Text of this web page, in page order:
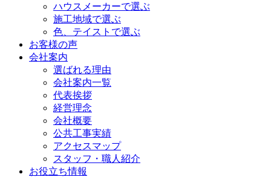
ハウスメーカーで選ぶ
施工地域で選ぶ
色、テイストで選ぶ
お客様の声
会社案内
選ばれる理由
会社案内一覧
代表挨拶
経営理念
会社概要
公共工事実績
アクセスマップ
スタッフ・職人紹介
お役立ち情報